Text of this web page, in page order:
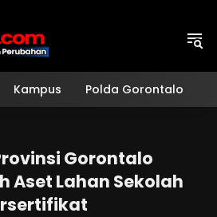
Kampus Polda Gorontalo
Gorontalo
Aset Lahan Sekolah